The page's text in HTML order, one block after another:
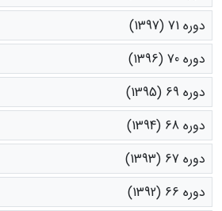
دوره 71 (1397)
دوره 70 (1396)
دوره 69 (1395)
دوره 68 (1394)
دوره 67 (1393)
دوره 66 (1392)